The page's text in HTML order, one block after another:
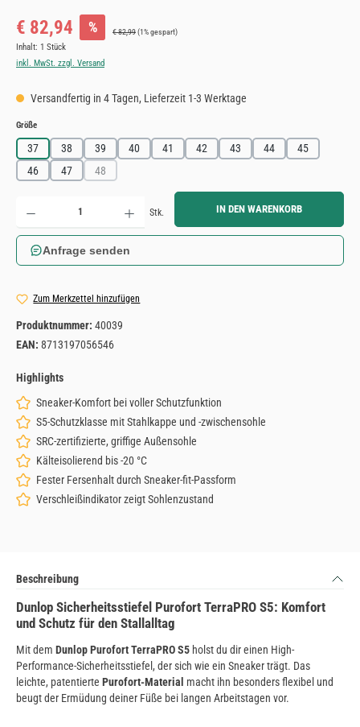
Verkaufspreis:
€ 82,94 % Regulärer Preis:
€ 82,99(1% gespart)
Inhalt: 1 Stück
inkl. MwSt. zzgl. Versand
Versandfertig in 4 Tagen, Lieferzeit 1-3 Werktage
Größeauswählen
37 38 39 40 41 42 43 44
45
46
47 48
(Diese Option ist zurzeit nicht verfügbar.)
Produkt Anzahl: Gib den gewünschten Wert ein oder benutze die Schaltflächen um die Anzahl zu
Stk. IN DEN WARENKORB
Anfrage senden
Zum Merkzettel hinzufügen
Produktnummer: 40039
EAN: 8713197056546
Highlights
Sneaker-Komfort bei voller Schutzfunktion
S5-Schutzklasse mit Stahlkappe und -zwischensohle
SRC-zertifizierte, griffige Außensohle
Kälteisolierend bis -20 °C
Fester Fersenhalt durch Sneaker-fit-Passform
Verschleißindikator zeigt Sohlenzustand
Beschreibung
Dunlop Sicherheitsstiefel Purofort TerraPRO S5: Komfort
und Schutz für den Stallalltag
Mit dem Dunlop Purofort TerraPRO S5 holst du dir einen High-
Performance-Sicherheitsstiefel, der sich wie ein Sneaker trägt. Das
leichte, patentierte Purofort-Material macht ihn besonders flexibel und
beugt der Ermüdung deiner Füße bei langen Arbeitstagen vor.